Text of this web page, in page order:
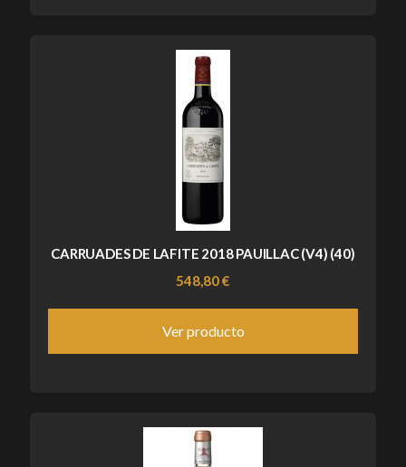
CARRUADES DE LAFITE 2018 PAUILLAC (V4) (40)
548,80 €
Ver producto